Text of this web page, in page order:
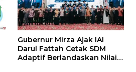
Gubernur Mirza Ajak IAI
Darul Fattah Cetak SDM
Adaptif Berlandaskan Nilai